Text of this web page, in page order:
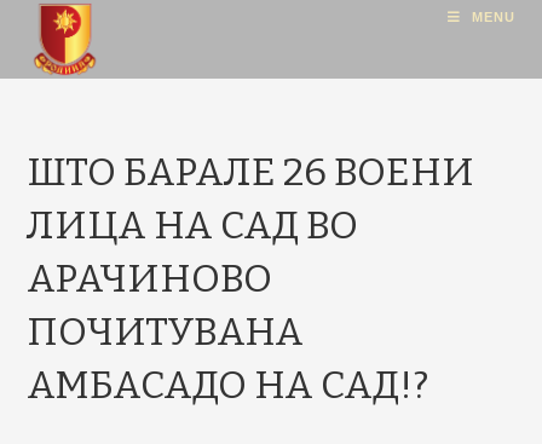
MENU
ШТО БАРАЛЕ 26 ВОЕНИ
ЛИЦА НА САД ВО
АРАЧИНОВО
ПОЧИТУВАНА
АМБАСАДО НА САД!?